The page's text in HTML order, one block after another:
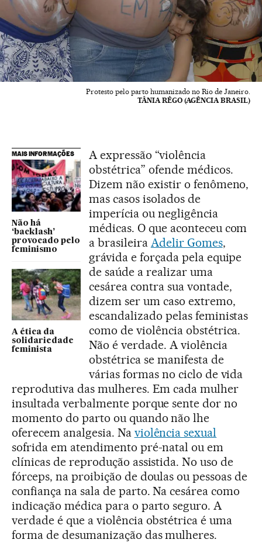
Protesto pelo parto humanizado no Rio de Janeiro.
TÂNIA RÊGO (AGÊNCIA BRASIL)
MAIS INFORMAÇÕES
Não há
‘backlash’
provocado pelo
feminismo
A ética da
solidariedade
feminista
A expressão “violência
obstétrica” ofende médicos.
Dizem não existir o fenômeno,
mas casos isolados de
imperícia ou negligência
médicas. O que aconteceu com
a brasileira Adelir Gomes,
grávida e forçada pela equipe
de saúde a realizar uma
cesárea contra sua vontade,
dizem ser um caso extremo,
escandalizado pelas feministas
como de violência obstétrica.
Não é verdade. A violência
obstétrica se manifesta de
várias formas no ciclo de vida
reprodutiva das mulheres. Em cada mulher
insultada verbalmente porque sente dor no
momento do parto ou quando não lhe
oferecem analgesia. Na violência sexual
sofrida em atendimento pré-natal ou em
clínicas de reprodução assistida. No uso de
fórceps, na proibição de doulas ou pessoas de
confiança na sala de parto. Na cesárea como
indicação médica para o parto seguro. A
verdade é que a violência obstétrica é uma
forma de desumanização das mulheres.